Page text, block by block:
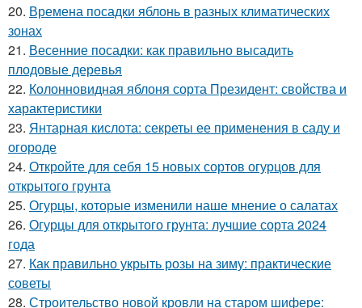
20. Времена посадки яблонь в разных климатических
зонах
21. Весенние посадки: как правильно высадить
плодовые деревья
22. Колонновидная яблоня сорта Президент: свойства и
характеристики
23. Янтарная кислота: секреты ее применения в саду и
огороде
24. Откройте для себя 15 новых сортов огурцов для
открытого грунта
25. Огурцы, которые изменили наше мнение о салатах
26. Огурцы для открытого грунта: лучшие сорта 2024
года
27. Как правильно укрыть розы на зиму: практические
советы
28. Строительство новой кровли на старом шифере: